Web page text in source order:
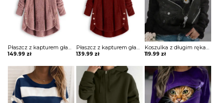
Płaszcz z kapturem gładkimi guzikami kurtka Pamila
149.99 zł
Płaszcz z kapturem gładkimi guzikami kurtka Fennie
139.99 zł
Koszulka z długim rękawem graficznym nadrukiem kota bluza Artura
119.99 zł